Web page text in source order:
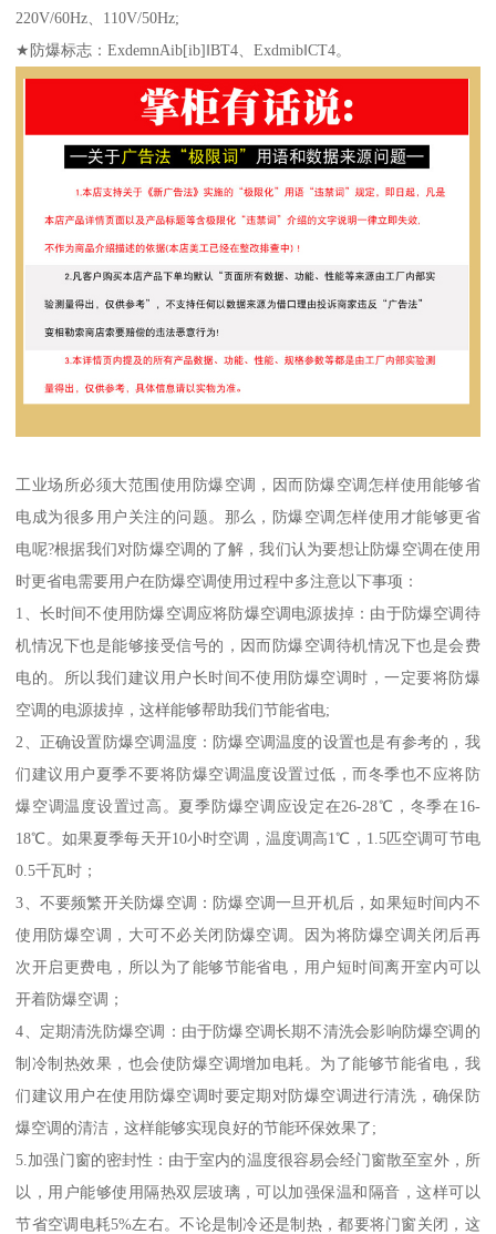
220V/60Hz、110V/50Hz;
★防爆标志：ExdemnAib[ib]‖BT4、Exdmib‖CT4。
工业场所必须大范围使用防爆空调，因而防爆空调怎样使用能够省
电成为很多用户关注的问题。那么，防爆空调怎样使用才能够更省
电呢?根据我们对防爆空调的了解，我们认为要想让防爆空调在使用
时更省电需要用户在防爆空调使用过程中多注意以下事项：
1、长时间不使用防爆空调应将防爆空调电源拔掉：由于防爆空调待
机情况下也是能够接受信号的，因而防爆空调待机情况下也是会费
电的。所以我们建议用户长时间不使用防爆空调时，一定要将防爆
空调的电源拔掉，这样能够帮助我们节能省电;
2、正确设置防爆空调温度：防爆空调温度的设置也是有参考的，我
们建议用户夏季不要将防爆空调温度设置过低，而冬季也不应将防
爆空调温度设置过高。夏季防爆空调应设定在26-28℃，冬季在16-
18℃。如果夏季每天开10小时空调，温度调高1℃，1.5匹空调可节电
0.5千瓦时；
3、不要频繁开关防爆空调：防爆空调一旦开机后，如果短时间内不
使用防爆空调，大可不必关闭防爆空调。因为将防爆空调关闭后再
次开启更费电，所以为了能够节能省电，用户短时间离开室内可以
开着防爆空调；
4、定期清洗防爆空调：由于防爆空调长期不清洗会影响防爆空调的
制冷制热效果，也会使防爆空调增加电耗。为了能够节能省电，我
们建议用户在使用防爆空调时要定期对防爆空调进行清洗，确保防
爆空调的清洁，这样能够实现良好的节能环保效果了;
5.加强门窗的密封性：由于室内的温度很容易会经门窗散至室外，所
以，用户能够使用隔热双层玻璃，可以加强保温和隔音，这样可以
节省空调电耗5%左右。不论是制冷还是制热，都要将门窗关闭，这